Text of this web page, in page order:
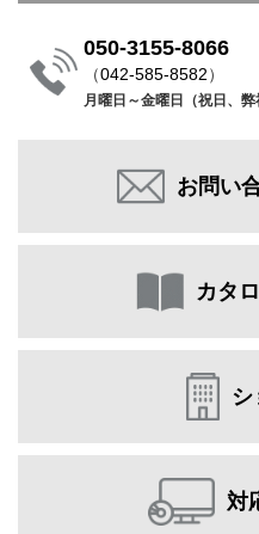
050-3155-8066
（042-585-8582）
月曜日～金曜日（祝日、弊
お問い
カタ
対